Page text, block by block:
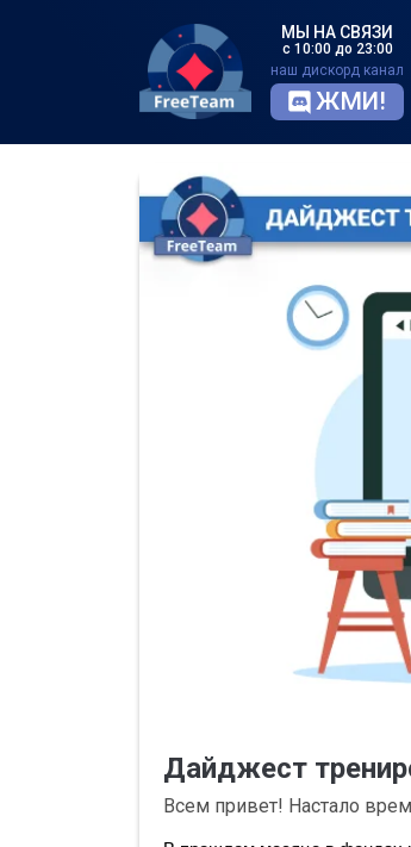
МЫ НА СВЯЗИ
с 10:00 до 23:00
наш дискорд канал
ЖМИ!
Дайджест
Всем привет! Настало